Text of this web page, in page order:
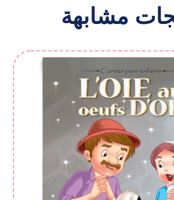
مشابهة